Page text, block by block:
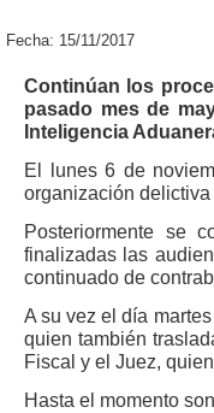
Fecha: 15/11/2017
Continúan los
pasado mes de
Inteligencia
El lunes 6 de
organización
Posteriormente se
finalizadas las
continuado de
A su vez el día
quien también
Fiscal y el Juez,
Hasta el momento